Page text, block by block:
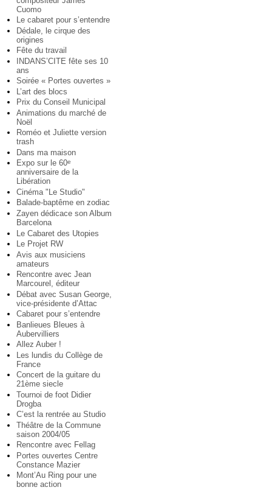
Cuomo
Le cabaret pour s’entendre
Dédale, le cirque des
origines
Fête du travail
INDANS’CITE fête ses 10
ans
Soirée « Portes ouvertes »
L’art des blocs
Prix du Conseil Municipal
Animations du marché de
Noël
Roméo et Juliette version
trash
Dans ma maison
Expo sur le 60e
anniversaire de la
Libération
Cinéma "Le Studio"
Balade-baptême en zodiac
Zayen dédicace son Album
Barcelona
Le Cabaret des Utopies
Le Projet RW
Avis aux musiciens
amateurs
Rencontre avec Jean
Marcourel, éditeur
Débat avec Susan George,
vice-présidente d’Attac
Cabaret pour s’entendre
Banlieues Bleues à
Aubervilliers
Allez Auber !
Les lundis du Collège de
France
Concert de la guitare du
21ème siecle
Tournoi de foot Didier
Drogba
C’est la rentrée au Studio
Théâtre de la Commune
saison 2004/05
Rencontre avec Fellag
Portes ouvertes Centre
Constance Mazier
Mont’Au Ring pour une
bonne action